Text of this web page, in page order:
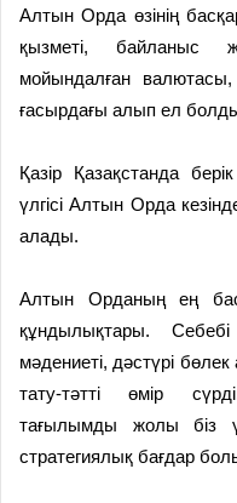
Алтын Орда өзінің
қызметі, байланыс
мойындалған
ғасырдағы алып ел
Қазір Қазақстанда
үлгісі Алтын Орда
алады.
Алтын Орданың ең
құндылықтары.
мәдениеті, дәстүрі
тату-тәтті өмір
тағылымды жолы біз
стратегиялық бағдар